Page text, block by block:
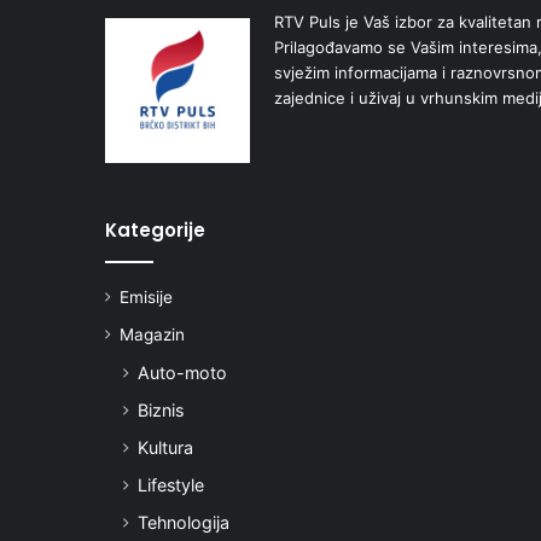
RTV Puls je Vaš izbor za
Prilagođavamo se Vašim
svježim informacijama i
zajednice i uživaj u vrhunskim
Kategorije
Emisije
Magazin
Auto-moto
Biznis
Kultura
Lifestyle
Tehnologija